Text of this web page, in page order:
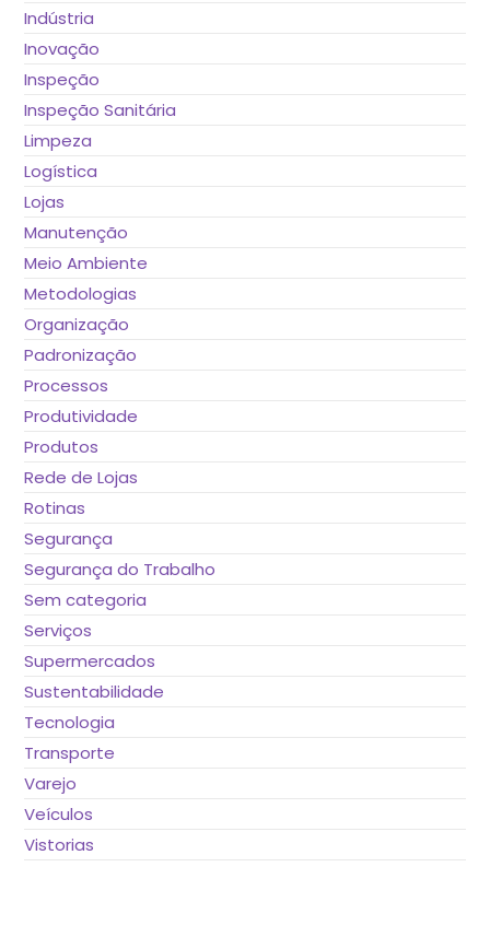
Indústria
Inovação
Inspeção
Inspeção Sanitária
Limpeza
Logística
Lojas
Manutenção
Meio Ambiente
Metodologias
Organização
Padronização
Processos
Produtividade
Produtos
Rede de Lojas
Rotinas
Segurança
Segurança do Trabalho
Sem categoria
Serviços
Supermercados
Sustentabilidade
Tecnologia
Transporte
Varejo
Veículos
Vistorias